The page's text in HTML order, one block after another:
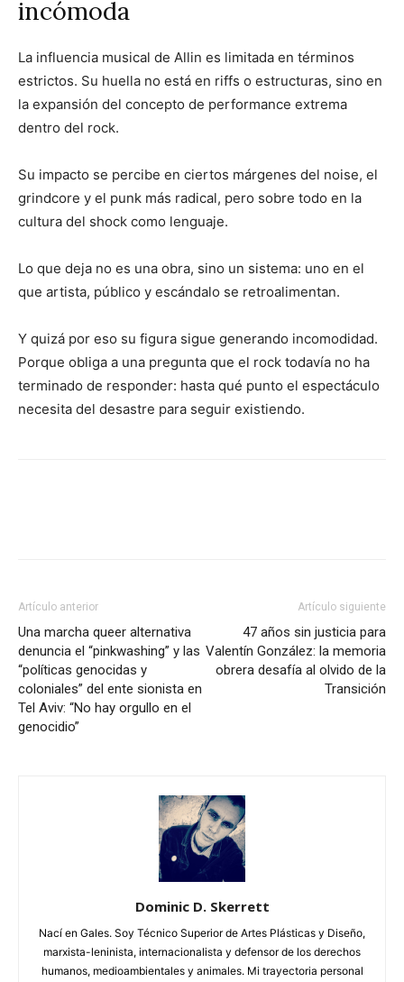
incómoda
La influencia musical de Allin es limitada en términos
estrictos. Su huella no está en riffs o estructuras, sino en
la expansión del concepto de performance extrema
dentro del rock.
Su impacto se percibe en ciertos márgenes del noise, el
grindcore y el punk más radical, pero sobre todo en la
cultura del shock como lenguaje.
Lo que deja no es una obra, sino un sistema: uno en el
que artista, público y escándalo se retroalimentan.
Y quizá por eso su figura sigue generando incomodidad.
Porque obliga a una pregunta que el rock todavía no ha
terminado de responder: hasta qué punto el espectáculo
necesita del desastre para seguir existiendo.
Artículo anterior
Una marcha queer alternativa
denuncia el “pinkwashing” y las
“políticas genocidas y
coloniales” del ente sionista en
Tel Aviv: “No hay orgullo en el
genocidio”
Artículo siguiente
47 años sin justicia para
Valentín González: la memoria
obrera desafía al olvido de la
Transición
Dominic D. Skerrett
Nací en Gales. Soy Técnico Superior de Artes Plásticas y Diseño,
marxista-leninista, internacionalista y defensor de los derechos
humanos, medioambientales y animales. Mi trayectoria personal